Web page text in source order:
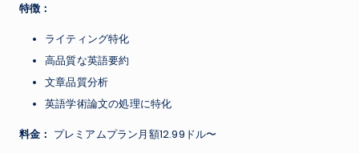
特徴：
ライティング特化
高品質な英語要約
文章品質分析
英語学術論文の処理に特化
料金： プレミアムプラン月額12.99ドル〜